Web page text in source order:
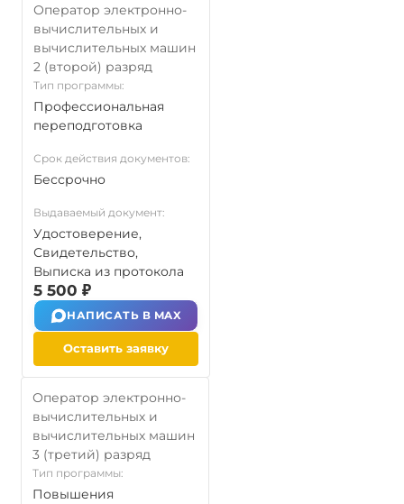
Оператор электронно-
вычислительных и
вычислительных машин
2 (второй) разряд
Тип программы:
Профессиональная
переподготовка
Срок действия документов:
Бессрочно
Выдаваемый документ:
Удостоверение,
Свидетельство,
Выписка из протокола
5 500 ₽
НАПИСАТЬ В MAX
Оставить заявку
Оператор электронно-
вычислительных и
вычислительных машин
3 (третий) разряд
Тип программы:
Повышения